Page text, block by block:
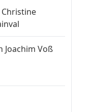
Christine
Joachim Voß